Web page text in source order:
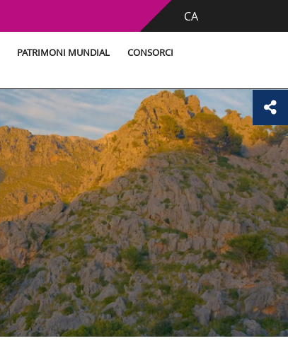
CA
PATRIMONI MUNDIAL CONSORCI